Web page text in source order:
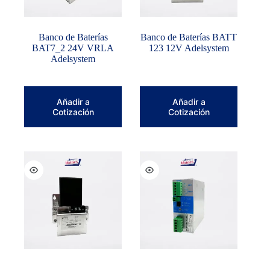
Banco de Baterías
BAT7_2 24V VRLA
Adelsystem
Añadir a
Cotización
Banco de Baterías BATT
123 12V Adelsystem
Añadir a
Cotización